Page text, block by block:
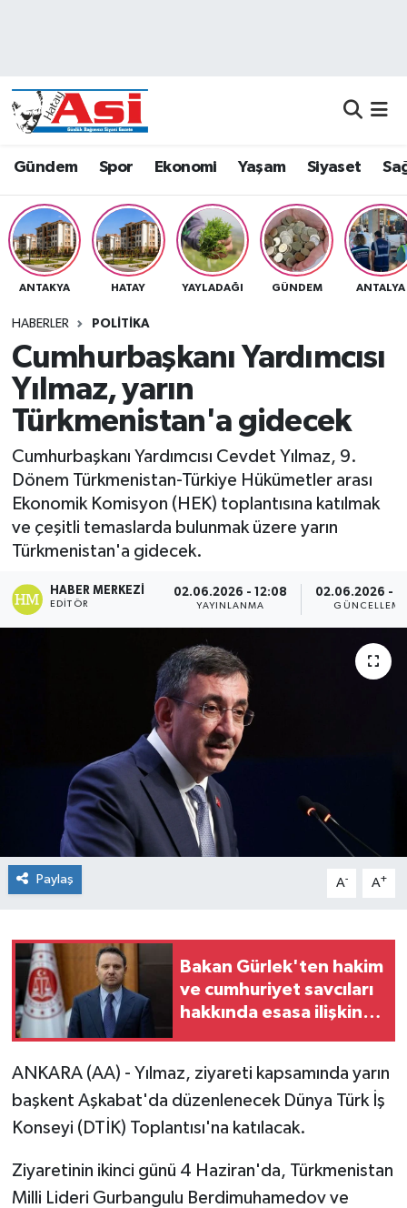
Gündem Spor Ekonomi Yaşam Siyaset
ANTAKYA HATAY YAYLADAĞI GÜNDEM ANTALYA
HABERLER POLITIKA
Cumhurbaşkanı Yardımcısı
Yılmaz, yarın
Türkmenistan'a gidecek
Cumhurbaşkanı Yardımcısı Cevdet Yılmaz, 9.
Dönem Türkmenistan-Türkiye Hükümetler arası
Ekonomik Komisyon (HEK) toplantısına katılmak
ve çeşitli temaslarda bulunmak üzere yarın
Türkmenistan'a gidecek.
HABER MERKEZI
EDITÖR
02.06.2026 - 12:08
YAYINLANMA
02.06.2026 -
GÜNCELLEME
Paylaş A- A+
Bakan Gürlek'ten hakim
ve cumhuriyet savcıları
hakkında esasa ilişkin
ANKARA (AA) - Yılmaz, ziyareti kapsamında yarın
başkent Aşkabat'da düzenlenecek Dünya Türk İş
Konseyi (DTİK) Toplantısı'na katılacak.
Ziyaretinin ikinci günü 4 Haziran'da, Türkmenistan
Milli Lideri Gurbangulu Berdimuhamedov ve
Dünya
Eğitim
Ekonomi
Gündem
Sağlık
Siyaset
Teknoloji
Yaşam
Hava Durumu
Namaz Vakitleri
Trafik Durumu
Süper Lig Puan Durumu ve Fikstür
Son Dakika Haberleri
Haber Arşivi